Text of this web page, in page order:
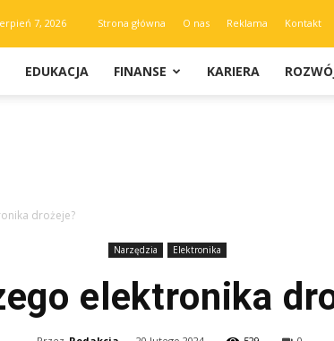
7, 2026 Strona główna O nas Reklama Kontakt
EDUKACJA FINANSE KARIERA
drożeje?
Narzędzia Elektronika
elektronika